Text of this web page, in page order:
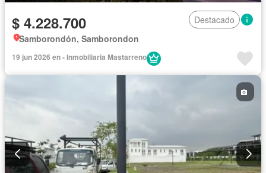
$ 4.228.700
Destacado
Samborondón, Samborondon
19 jun 2026 en - Inmobiliaria Mastarreno